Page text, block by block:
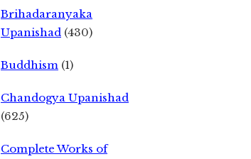
Brihadaranyaka
Upanishad (430)
Buddhism (1)
Chandogya Upanishad
(625)
Complete Works of